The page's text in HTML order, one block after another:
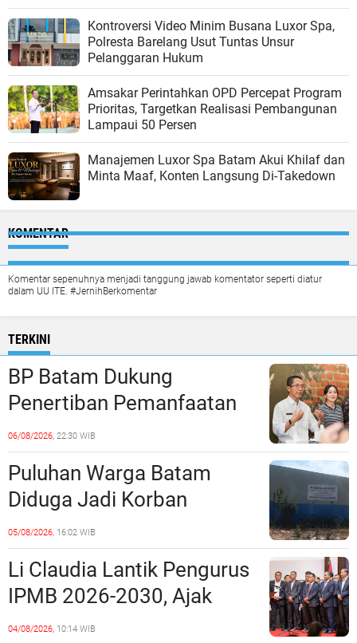
Kontroversi Video Minim Busana Luxor Spa,
Polresta Barelang Usut Tuntas Unsur
Pelanggaran Hukum
Amsakar Perintahkan OPD Percepat Program
Prioritas, Targetkan Realisasi Pembangunan
Lampaui 50 Persen
Manajemen Luxor Spa Batam Akui Khilaf dan
Minta Maaf, Konten Langsung Di-Takedown
KOMENTAR
Komentar sepenuhnya menjadi tanggung jawab komentator seperti diatur
dalam UU ITE. #JernihBerkomentar
TERKINI
BP Batam Dukung
Penertiban Pemanfaatan
Ruang Laut Sesuai
Ketentuan Peraturan
Perundang-undangan
06/08/2026, 22:30 WIB
Puluhan Warga Batam
Diduga Jadi Korban
Penipuan Kavling Hingga
Miliaran Rupiah, Laporan ke
Polda Kepri Jalan di
Tempat?
05/08/2026, 16:02 WIB
Li Claudia Lantik Pengurus
IPMB 2026-2030, Ajak
Perkuat Kerukunan dan
04/08/2026, 10:14 WIB